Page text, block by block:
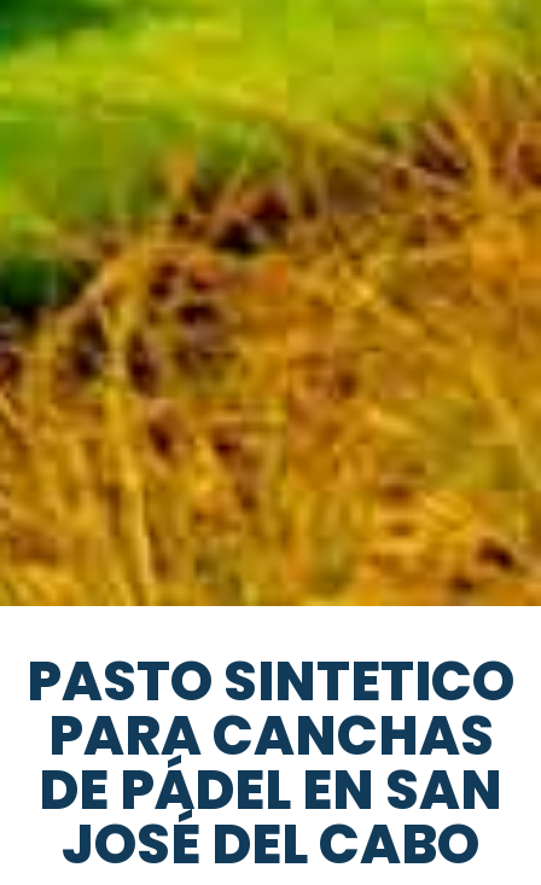
PASTO SINTETICO
PARA CANCHAS
DE PÁDEL EN SAN
JOSÉ DEL CABO